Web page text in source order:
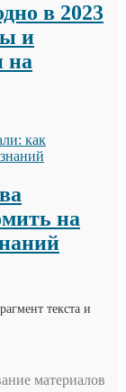
в 2023
и
на
на
текста и
материалов